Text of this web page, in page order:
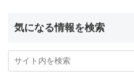
気になる情報を検索